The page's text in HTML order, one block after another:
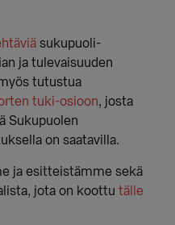
sukupuoli-
ja tulevaisuuden
tutustua
tuki-osioon, josta
Sukupuolen
on saatavilla.
ja esitteistämme sekä
jota on koottutälle